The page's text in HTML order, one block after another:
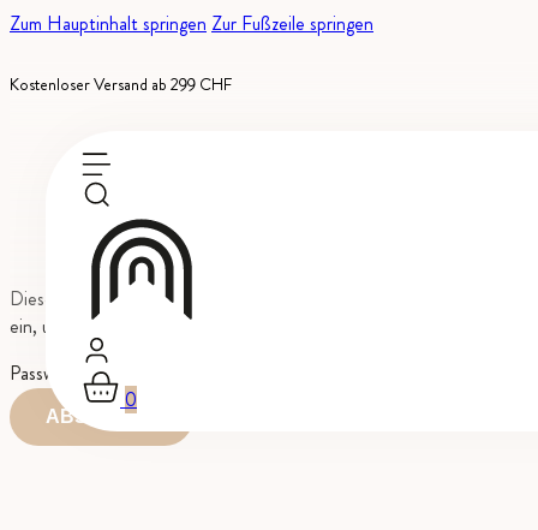
Zum Hauptinhalt springen Zur Fußzeile springen
Kostenloser Versand ab 299 CHF
0
Dieser Inhalt ist passwortgeschützt. Bitte gib unten das Passwort
ein, um ihn anzeigen zu können.
Passwort: